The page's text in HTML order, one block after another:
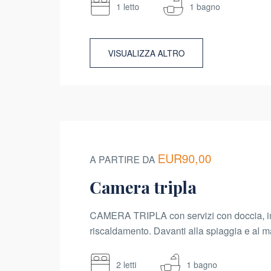
1 letto 1 bagno
VISUALIZZA ALTRO
A PARTIRE DA EUR90,00
Camera tripla
CAMERA TRIPLA con servizi con doccia,
riscaldamento. Davanti alla spiaggia e al
2 letti 1 bagno